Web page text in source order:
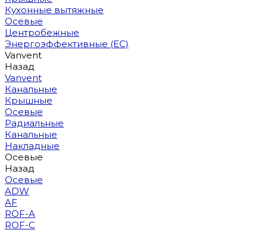
Кухонные вытяжные
Осевые
Центробежные
Энергоэффективные (EC)
Vanvent
Назад
Vanvent
Канальные
Крышные
Осевые
Радиальные
Канальные
Накладные
Осевые
Назад
Осевые
ADW
AF
ROF-A
ROF-C